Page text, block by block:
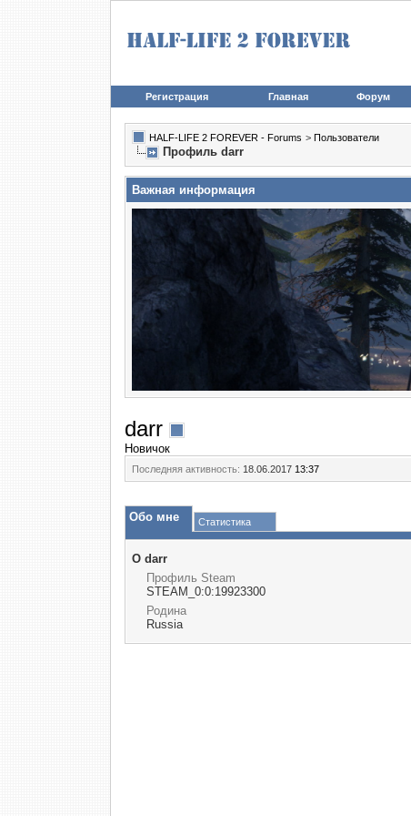
Регистрация Главная Форум
HALF-LIFE 2 FOREVER - Forums > Пользователи
Профиль darr
Важная информация
darr
Новичок
Последняя активность: 18.06.2017 13:37
Обо мне Статистика
О darr
Профиль Steam
STEAM_0:0:19923300
Родина
Russia